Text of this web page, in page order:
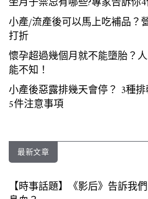
小產/流產後可以馬上吃補品？
打折
懷孕超過幾個月就不能墮胎？
能不知！
小產後惡露排幾天會停？ 3種
5件注意事項
最新文章
【時事話題】《影后》告訴我